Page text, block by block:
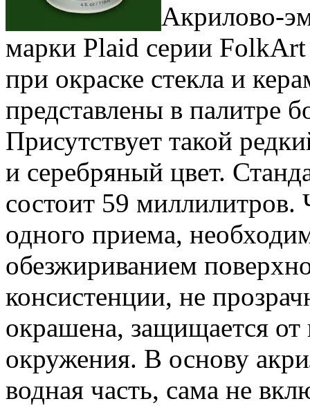
Акрилово-
марки Plaid серии FolkArt
при окраске стекла и
представлены в палитре
Присутствует такой
и серебряный цвет.
состоит 59 миллилитров.
одного приема,
обезжириванием
консистенции, не
окрашена, защищается от
окружения. В основу
водная часть, сама не